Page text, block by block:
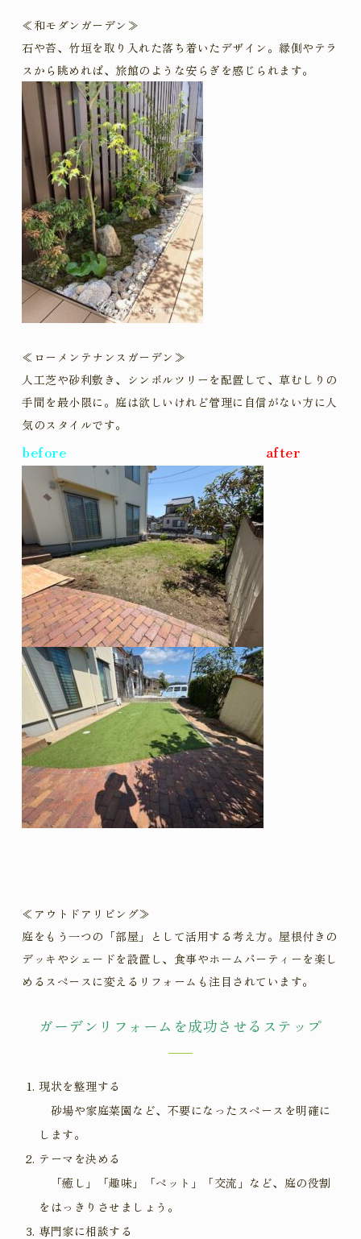
≪和モダンガーデン ≫
石や苔、竹垣を取り入れた落ち着いたデザイン。縁側やテラ
スから眺めれば、旅館のような安らぎを感じられます。
≪ローメンテナンスガーデン ≫
人工芝や砂利敷き、シンボルツリーを配置して、草むしりの
手間を最小限に。庭は欲しいけれど管理に自信がない方に人
気のスタイルです。
before after
≪アウトドアリビング≫
庭をもう一つの「部屋」として活用する考え方。屋根付きの
デッキやシェードを設置し、食事やホームパーティーを楽し
めるスペースに変えるリフォームも注目されています。
ガーデンリフォームを成功させるステップ
現状を整理する
砂場や家庭菜園など、不要になったスペースを明確に
します。
テーマを決める
「癒し」「趣味」「ペット」「交流」など、庭の役割
をはっきりさせましょう。
専門家に相談する